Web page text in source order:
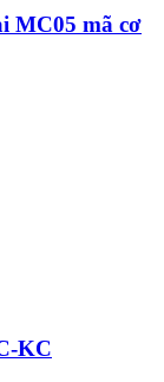
MC05 mã cơ
KC